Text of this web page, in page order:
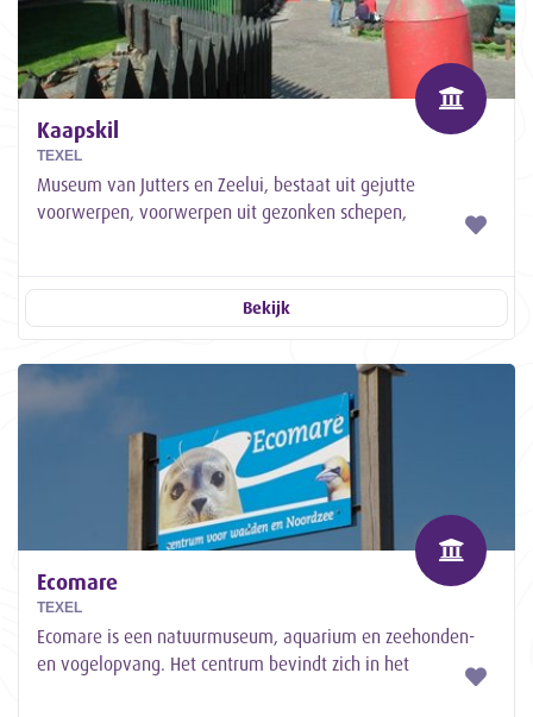
Kaapskil
TEXEL
Museum van Jutters en Zeelui, bestaat uit gejutte
voorwerpen, voorwerpen uit gezonken schepen,
Bekijk
Ecomare
TEXEL
Ecomare is een natuurmuseum, aquarium en zeehonden-
en vogelopvang. Het centrum bevindt zich in het